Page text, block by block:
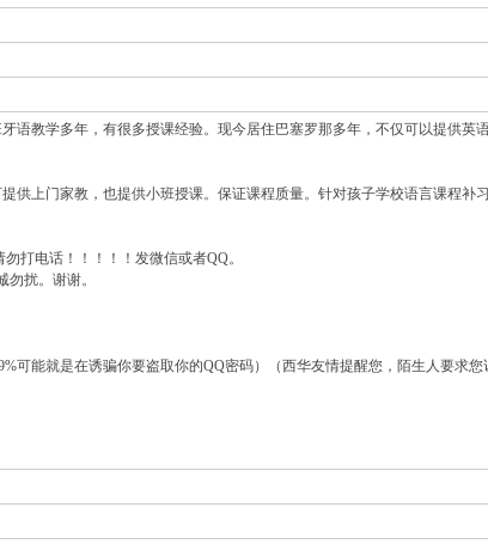
语教学多年，有很多授课经验。现今居住巴塞罗那多年，不仅可以提供英
供上门家教，也提供小班授课。保证课程质量。针对孩子学校语言课程补
打电话！！！！！发微信或者QQ。
扰。谢谢。
可能就是在诱骗你要盗取你的QQ密码）（西华友情提醒您，陌生人要求